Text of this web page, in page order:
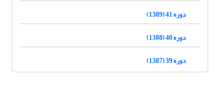
دوره 41 (1389)
دوره 40 (1388)
دوره 39 (1387)